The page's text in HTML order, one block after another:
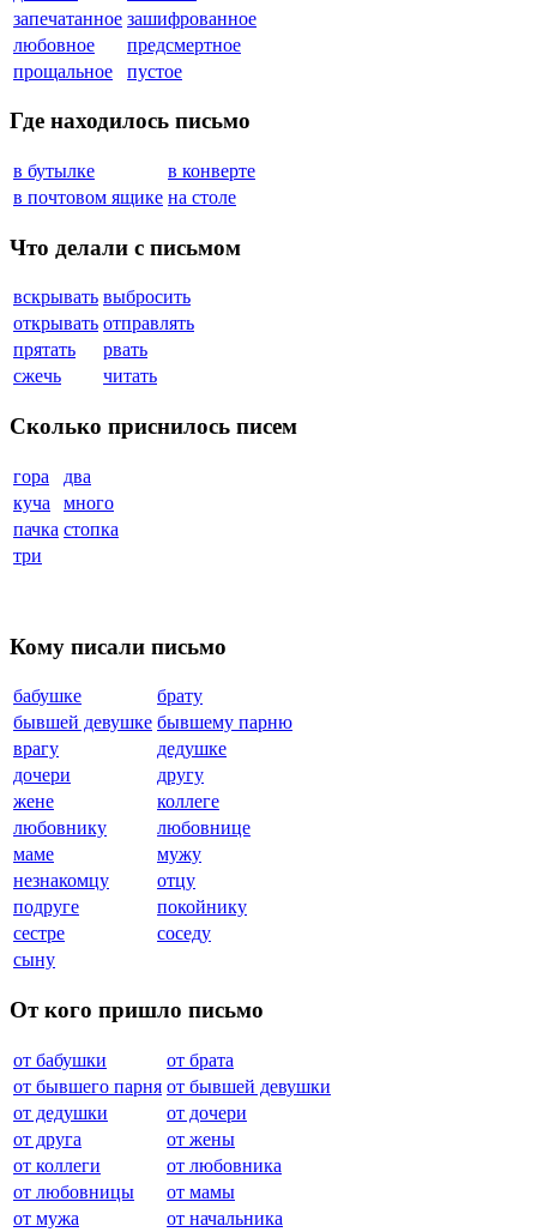
запечатанное зашифрованное
любовное
предсмертное
прощальное
пустое
Где находилось письмо
в бутылке
в конверте
в почтовом ящике на столе
Что делали с письмом
вскрывать выбросить
открывать отправлять
прятать
рвать
сжечь
читать
Сколько приснилось писем
гора
два
куча
много
пачка стопка
три
Кому писали письмо
бабушке
брату
бывшей девушке бывшему парню
врагу
дедушке
дочери
другу
жене
коллеге
любовнику
любовнице
маме
мужу
незнакомцу
отцу
подруге
покойнику
сестре
соседу
сыну
От кого пришло письмо
от бабушки
от брата
от бывшего парня от бывшей девушки
от дедушки
от дочери
от друга
от жены
от коллеги
от любовника
от любовницы
от мамы
от мужа
от начальника